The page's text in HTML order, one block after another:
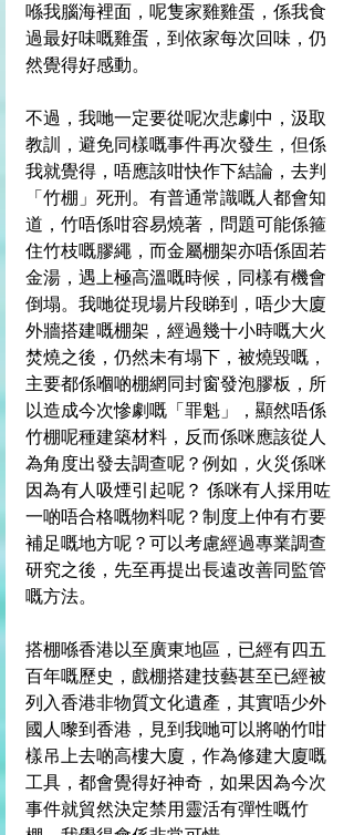
喺我腦海裡面，呢隻家雞雞蛋，係我食
過最好味嘅雞蛋，到依家每次回味，仍
然覺得好感動。
不過，我哋一定要從呢次悲劇中，汲取
教訓，避免同樣嘅事件再次發生，但係
我就覺得，唔應該咁快作下結論，去判
「竹棚」死刑。有普通常識嘅人都會知
道，竹唔係咁容易燒著，問題可能係箍
住竹枝嘅膠繩，而金屬棚架亦唔係固若
金湯，遇上極高溫嘅時候，同樣有機會
倒塌。我哋從現場片段睇到，唔少大廈
外牆搭建嘅棚架，經過幾十小時嘅大火
焚燒之後，仍然未有塌下，被燒毀嘅，
主要都係嗰啲棚網同封窗發泡膠板，所
以造成今次慘劇嘅「罪魁」，顯然唔係
竹棚呢種建築材料，反而係咪應該從人
為角度出發去調查呢？例如，火災係咪
因為有人吸煙引起呢？ 係咪有人採用咗
一啲唔合格嘅物料呢？制度上仲有冇要
補足嘅地方呢？可以考慮經過專業調查
研究之後，先至再提出長遠改善同監管
嘅方法。
搭棚喺香港以至廣東地區，已經有四五
百年嘅歷史，戲棚搭建技藝甚至已經被
列入香港非物質文化遺產，其實唔少外
國人嚟到香港，見到我哋可以將啲竹咁
樣吊上去啲高樓大廈，作為修建大廈嘅
工具，都會覺得好神奇，如果因為今次
事件就貿然決定禁用靈活有彈性嘅竹